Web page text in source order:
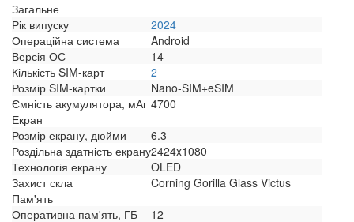
Загальне
Рік випуску
2024
Операційна система
Android
Версія ОС
14
Кількість SIM-карт
2
Розмір SIM-картки
Nano-SIM+eSIM
Ємність акумулятора, мАг 4700
Екран
Розмір екрану, дюйми
6.3
Роздільна здатність екрану2424x1080
Технологія екрану
OLED
Захист скла
Corning Gorilla Glass Victus
Пам'ять
Оперативна пам'ять, ГБ
12